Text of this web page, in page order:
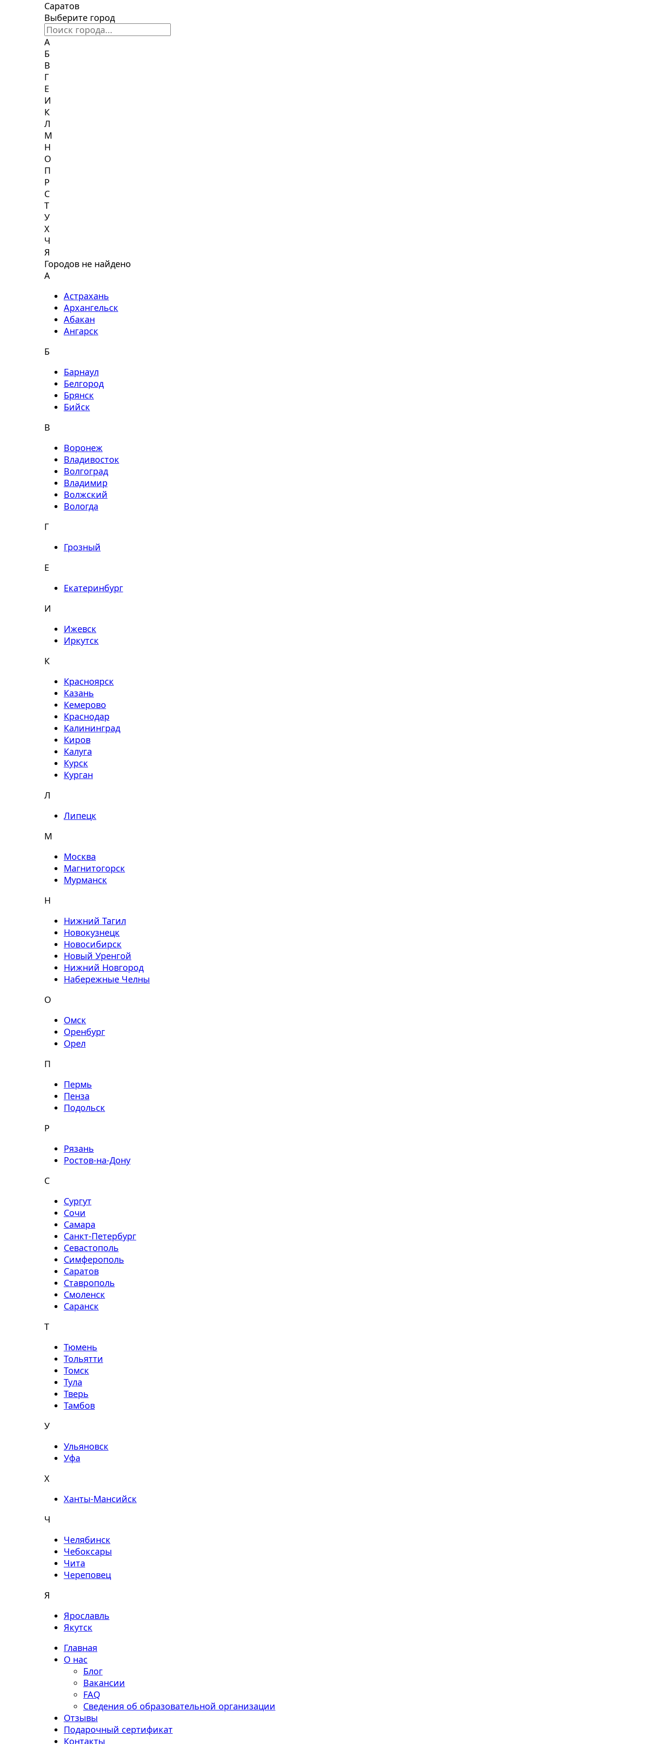
Саратов
Выберите город
А
Б
В
Г
Е
И
К
Л
М
Н
О
П
Р
С
Т
У
Х
Ч
Я
Городов не найдено
А
Астрахань
Архангельск
Абакан
Ангарск
Б
Барнаул
Белгород
Брянск
Бийск
В
Воронеж
Владивосток
Волгоград
Владимир
Волжский
Вологда
Г
Грозный
Е
Екатеринбург
И
Ижевск
Иркутск
К
Красноярск
Казань
Кемерово
Краснодар
Калининград
Киров
Калуга
Курск
Курган
Л
Липецк
М
Москва
Магнитогорск
Мурманск
Н
Нижний Тагил
Новокузнецк
Новосибирск
Новый Уренгой
Нижний Новгород
Набережные Челны
О
Омск
Оренбург
Орел
П
Пермь
Пенза
Подольск
Р
Рязань
Ростов-на-Дону
С
Сургут
Сочи
Самара
Санкт-Петербург
Севастополь
Симферополь
Саратов
Ставрополь
Смоленск
Саранск
Т
Тюмень
Тольятти
Томск
Тула
Тверь
Тамбов
У
Ульяновск
Уфа
Х
Ханты-Мансийск
Ч
Челябинск
Чебоксары
Чита
Череповец
Я
Ярославль
Якутск
Главная
О нас
Блог
Вакансии
FAQ
Сведения об образовательной организации
Отзывы
Подарочный сертификат
Контакты